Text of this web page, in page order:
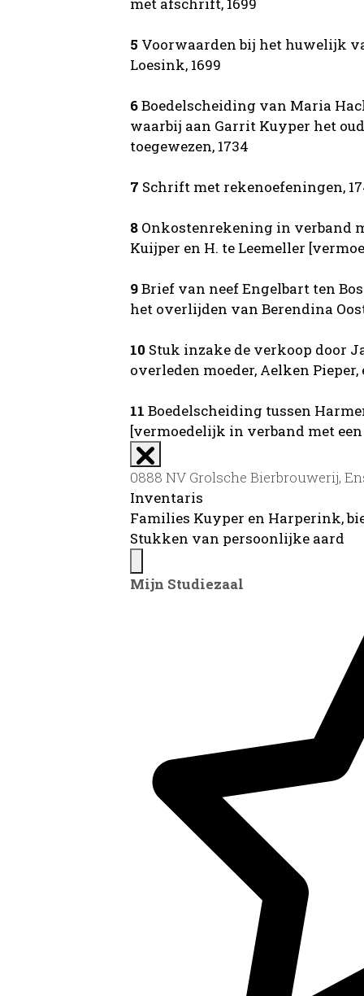
met afschrift, 1699
5 Voorwaarden bij het huwelijk
Loesink, 1699
6Boedelscheiding van Maria
waarbij aan Garrit Kuyper het
toegewezen, 1734
7 Schrift met rekenoefeningen,
8 Onkostenrekening in verband
Kuijper en H. te Leemeller
9Brief van neef Engelbart ten
het overlijden van Berendina
10 Stuk inzake de verkoop door
overleden moeder, Aelken
11 Boedelscheiding tussen
[vermoedelijk in verband met
0888 NV Grolsche Bierbrouwerij,
Inventaris
Families Kuyper en Harperink,
Stukken van persoonlijke aard
Mijn Studiezaal